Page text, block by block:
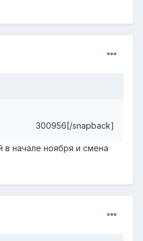
300956[/snapback]
начале ноября и смена